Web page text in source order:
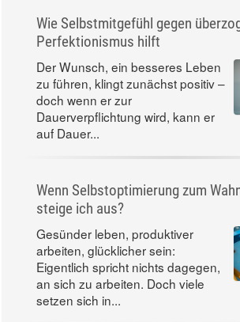
Wie Selbstmitgefühl gegen
Perfektionismus hilft
Der Wunsch, ein besseres Leben
zu führen, klingt zunächst positiv –
doch wenn er zur
Dauerverpflichtung wird, kann er
auf Dauer...
Wenn Selbstoptimierung zum
steige ich aus?
Gesünder leben, produktiver
arbeiten, glücklicher sein:
Eigentlich spricht nichts dagegen,
an sich zu arbeiten. Doch viele
setzen sich in...